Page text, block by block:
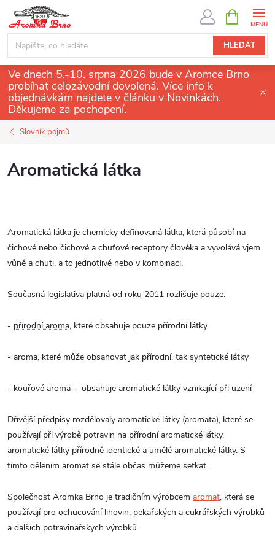
obsah
HLEDAT
NÁKUPNÍ
KOŠÍK
Ve dnech 5.-10. srpna 2026 bude v Aromce Brno
probíhat celozávodní dovolená. Více info k
objednávkám najdete v článku v Novinkách.
Děkujeme za pochopení.
Slovník pojmů
Aromatická látka
Aromatická látka je chemicky definovaná látka, která působí na
čichové nebo čichové a chuťové receptory člověka a vyvolává vjem
vůně a chuti, a to jednotlivě nebo v kombinaci.
Současná legislativa platná od roku 2011 rozlišuje pouze:
- přírodní aroma, které obsahuje pouze přírodní látky
- aroma, které může obsahovat jak přírodní, tak syntetické látky
- kouřové aroma - obsahuje aromatické látky vznikající při uzení
Dřívější předpisy rozdělovaly aromatické látky (aromata), které se
používají při výrobě potravin na přírodní aromatické látky,
aromatické látky přírodně identické a umělé aromatické látky. S
tímto dělením aromat se stále občas můžeme setkat.
Společnost Aromka Brno je tradičním výrobcem aromat, která se
používají pro ochucování lihovin, pekařských a cukrářských výrobků
a dalších potravinářských výrobků.